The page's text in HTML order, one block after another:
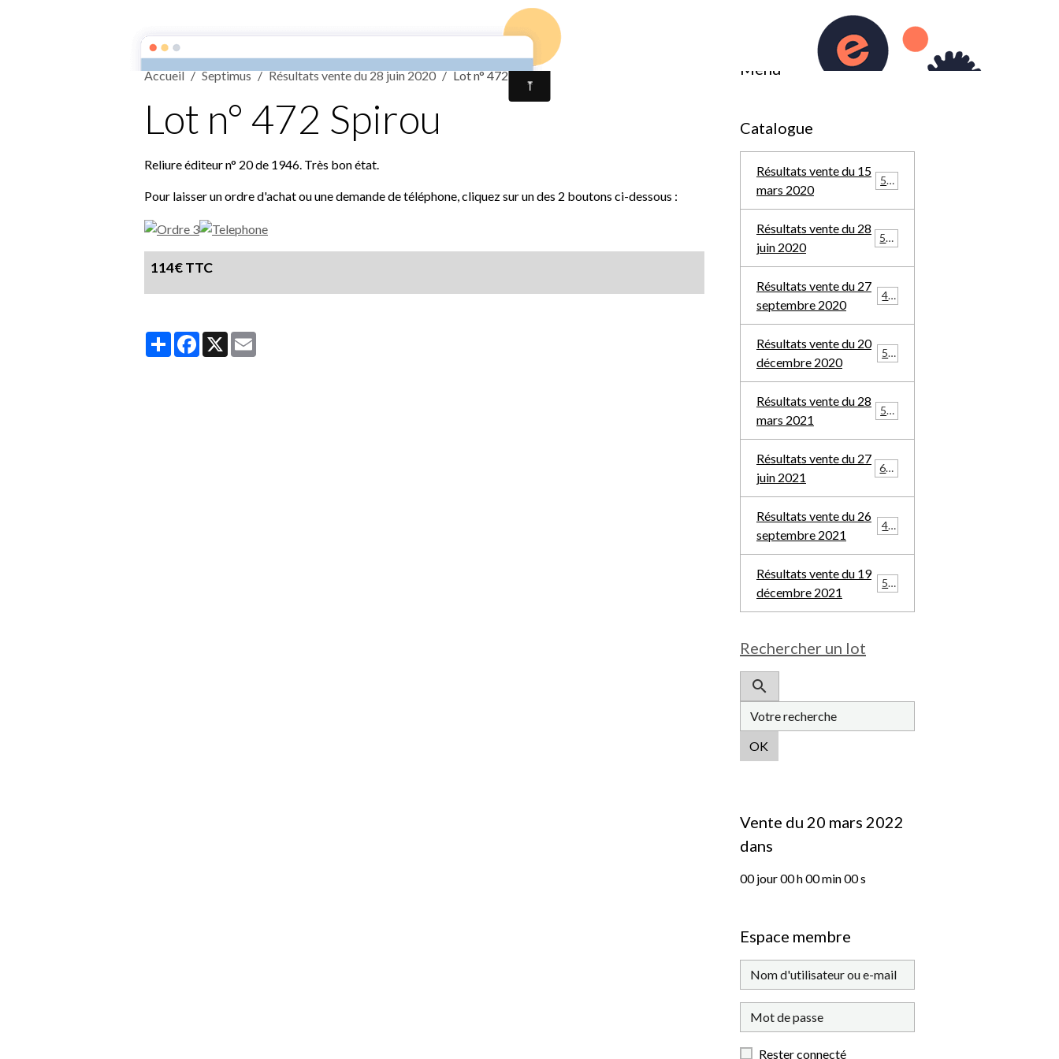
Accueil Contact 0
Accueil Septimus Résultats vente du 28 juin 2020 Lot n° 472 Spirou
Lot n° 472 Spirou
Reliure éditeur n° 20 de 1946. Très bon état.
Pour laisser un ordre d'achat ou une demande de téléphone, cliquez sur un des 2 boutons ci-dessous :
114€ TTC
PartagerFacebook
X
Menu
Catalogue
Résultats vente du 15
mars 2020
569
Résultats vente du 28
juin 2020
588
Résultats vente du 27
septembre 2020
457
Résultats vente du 20
décembre 2020
548
Résultats vente du 28
mars 2021
532
Résultats vente du 27
juin 2021
685
Résultats vente du 26
septembre 2021
481
Résultats vente du 19
décembre 2021
508
Rechercher un lot
OK
Vente du 20 mars 2022
dans
00jour00h00min00s
Espace membre
Rester connecté